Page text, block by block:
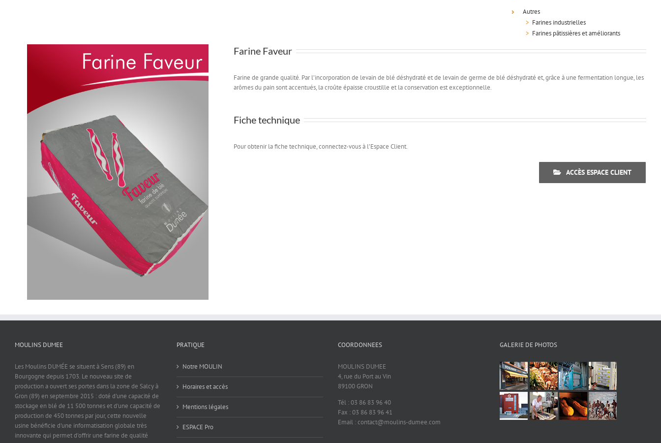
Autres
> Farines industrielles
> Farines pâtissières et améliorants
Farine Faveur
Farine de grande qualité. Par l’incorporation de levain de blé déshydraté et de levain de germe de blé déshydraté et, grâce à une fermentation longue, les
arômes du pain sont accentués, la croûte épaisse croustille et la conservation est exceptionnelle.
Fiche technique
Pour obtenir la fiche technique, connectez-vous à l’Espace Client.
ACCÈS ESPACE CLIENT
MOULINS DUMEE
Les Moulins DUMÉE se situent à Sens (89) en
Bourgogne depuis 1703. Le nouveau site de
production a ouvert ses portes dans la zone de Salcy à
Gron (89) en septembre 2015 : doté d'une capacité de
stockage en blé de 11 500 tonnes et d'une capacité de
production de 450 tonnes par jour, cette nouvelle
usine bénéficie d'une informatisation globale très
innovante qui permet d'offrir une farine de qualité
PRATIQUE
Notre MOULIN
Horaires et accès
Mentions légales
ESPACE Pro
COORDONNEES
MOULINS DUMEE
4, rue du Port au Vin
89100 GRON
Tél : 03 86 83 96 40
Fax : 03 86 83 96 41
Email : contact@moulins-dumee.com
GALERIE DE PHOTOS